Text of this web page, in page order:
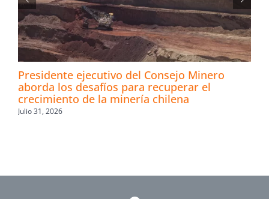
Presidente ejecutivo del Consejo Minero
aborda los desafíos para recuperar el
crecimiento de la minería chilena
Julio 31, 2026